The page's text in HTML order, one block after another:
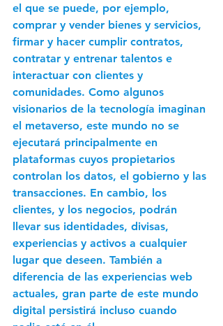
el que se puede, por ejemplo,
comprar y vender bienes y servicios,
firmar y hacer cumplir contratos,
contratar y entrenar talentos e
interactuar con clientes y
comunidades. Como algunos
visionarios de la tecnología imaginan
el metaverso, este mundo no se
ejecutará principalmente en
plataformas cuyos propietarios
controlan los datos, el gobierno y las
transacciones. En cambio, los
clientes, y los negocios, podrán
llevar sus identidades, divisas,
experiencias y activos a cualquier
lugar que deseen. También a
diferencia de las experiencias web
actuales, gran parte de este mundo
digital persistirá incluso cuando